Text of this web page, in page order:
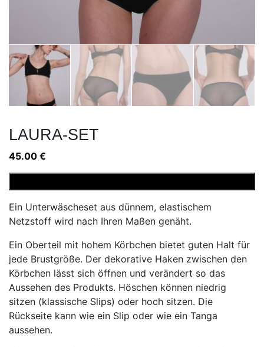
LAURA-SET
45.00 €
Set
Menge
Ein Unterwäscheset aus dünnem, elastischem
Netzstoff wird nach Ihren Maßen genäht.
Ein Oberteil mit hohem Körbchen bietet guten Halt für
jede Brustgröße. Der dekorative Haken zwischen den
Körbchen lässt sich öffnen und verändert so das
Aussehen des Produkts. Höschen können niedrig
sitzen (klassische Slips) oder hoch sitzen. Die
Rückseite kann wie ein Slip oder wie ein Tanga
aussehen.